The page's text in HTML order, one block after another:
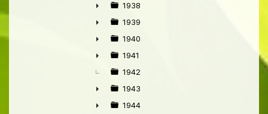
►
►
1938
►
1939
►
1940
►
1941
1942
►
1943
1944